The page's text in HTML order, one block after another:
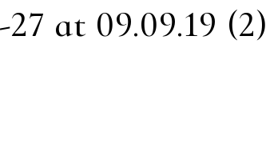
at 09.09.19 (2)